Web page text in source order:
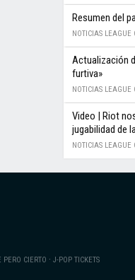
Resumen del
NOTICIAS LEAGUE
Actualización
furtiva»
NOTICIAS LEAGUE
Video | Riot
jugabilidad de
NOTICIAS LEAGUE
PERO CIERTO · J-POP TICKETS